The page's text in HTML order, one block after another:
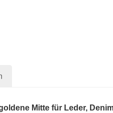
Mitte für Leder,